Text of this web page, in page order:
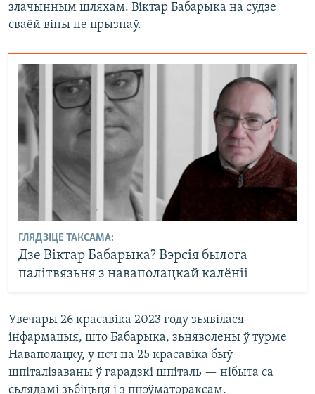
злачынным шляхам. Віктар Бабарыка на судзе
сваёй віны не прызнаў.
ГЛЯДЗІЦЕ ТАКСАМА:
Дзе Віктар Бабарыка? Вэрсія былога
палітвязьня з наваполацкай калёніі
Увечары 26 красавіка 2023 году зьявілася
інфармацыя, што Бабарыка, зьняволены ў турме
Наваполацку, у ноч на 25 красавіка быў
шпіталізаваны ў гарадзкі шпіталь — нібыта са
сьлядамі зьбіцьця і з пнэўматораксам.